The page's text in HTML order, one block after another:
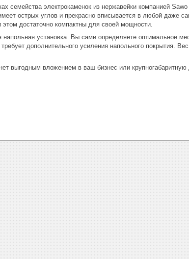
семейства электрокаменок из нержавейки компанией
острых углов и прекрасно вписывается в любой даже
достаточно компактны для своей мощности.
установка. Вы сами определяете оптимальное
дополнительного усиления напольного покрытия.
выгодным вложением в ваш бизнес или